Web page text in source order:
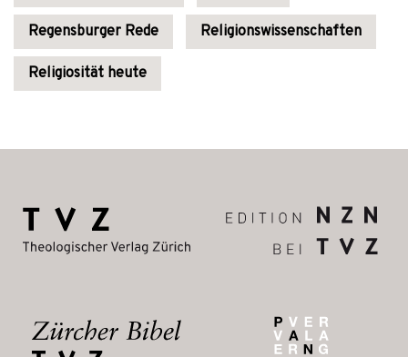
Regensburger Rede Religionswissenschaften
Religiosität heute